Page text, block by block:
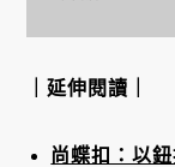
｜延伸閱讀｜
尚蝶扣：以